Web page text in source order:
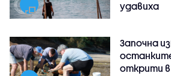
удавиха
Започна
открити в